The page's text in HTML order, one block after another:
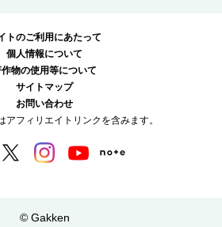
トのご利用にあたって
個人情報について
物の使用等について
サイトマップ
お問い合わせ
アフィリエイトリンクを含みます。
© Gakken